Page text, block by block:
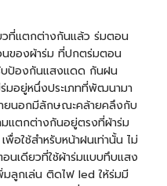
วที่แตกต่างกันแล้ว ร่มตอน
ของผ้าร่ม ที่ปกตร่มตอน
บป้องกันแสงแดด กันฝน
มอยู่หนึ่งประเภทที่พัฒนามา
ยนอกมีลักษณะคล้ายคลึงกับ
แตกต่างกันอยู่ตรงที่ผ้าร่ม
พื่อใช้สำหรับหน้าฝนเท่านั้น ไม่
นเดียวที่ใช้ผ้าร่มแบบทึบแสง
มลูกเล่น ติดไฟ led ให้ร่มมี